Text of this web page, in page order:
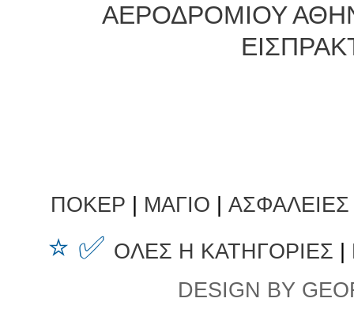
ΑΕΡΟΔΡΟΜΙΟΥ
ΠΟΚΕΡ ΜΑΓΙΟ
⭐ ✅ ΟΛΕΣ Η ΚΑΤΗΓΟΡΙΕΣ
DESIGN BY